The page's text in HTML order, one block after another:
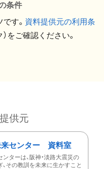
条件
す。 資料提供元の利用条
をご確認ください。
供元
来センター 資料室
ターは、阪神・淡路大震災の
その教訓を未来に生かすこと